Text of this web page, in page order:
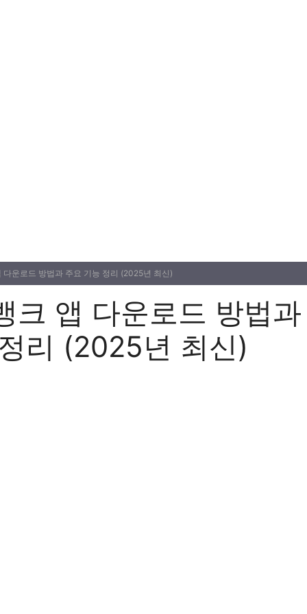
다운로드 방법과 주요 기능 정리 (2025년 최신)
크 앱 다운로드 방법
리 (2025년 최신)